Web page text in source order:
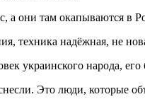
а они там окапываются в
техника надёжная, не
украинского народа,
Это люди, которые